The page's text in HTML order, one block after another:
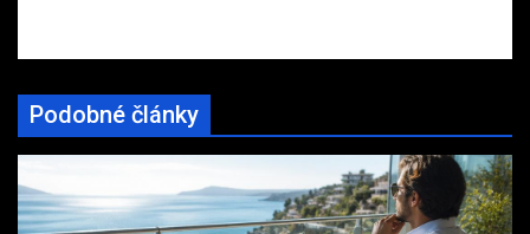
Podobné články